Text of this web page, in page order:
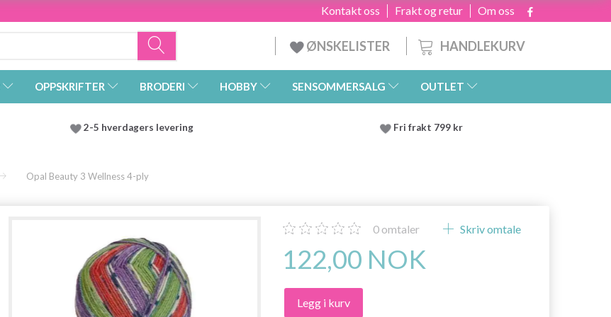
Om oss
Frakt og retur
Kontakt oss
HANDLEKURV
ØNSKELISTER
OPPSKRIFTER BRODERI HOBBY SENSOMMERSALG OUTLET
2-5 hverdagers levering Fri frakt 799 kr
Opal Beauty 3 Wellness 4-ply
0 omtaler Skriv omtale
122,00 NOK
Legg i kurv